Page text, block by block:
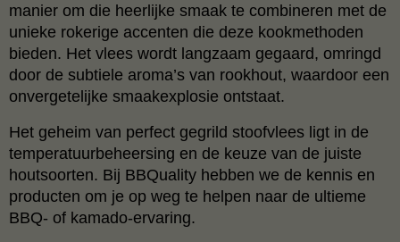
manier om die heerlijke smaak te combineren met de
unieke rokerige accenten die deze kookmethoden
bieden. Het vlees wordt langzaam gegaard, omringd
door de subtiele aroma’s van rookhout, waardoor een
onvergetelijke smaakexplosie ontstaat.
Het geheim van perfect gegrild stoofvlees ligt in de
temperatuurbeheersing en de keuze van de juiste
houtsoorten. Bij BBQuality hebben we de kennis en
producten om je op weg te helpen naar de ultieme
BBQ- of kamado-ervaring.